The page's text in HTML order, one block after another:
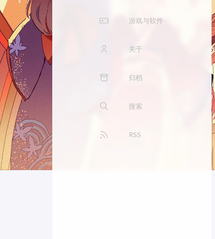
游戏与软件
关于
归档
搜索
RSS